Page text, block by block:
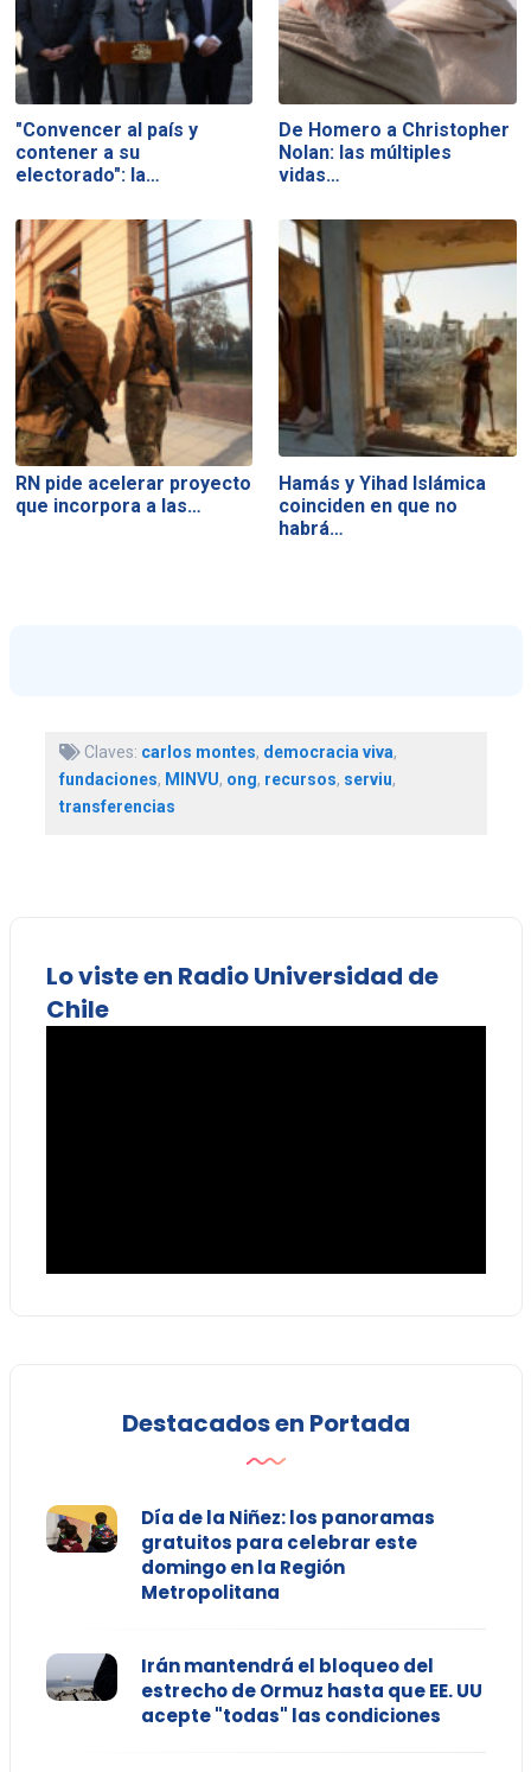
"Convencer al país y
contener a su
electorado": la…
De Homero a Christopher
Nolan: las múltiples
vidas…
RN pide acelerar proyecto
que incorpora a las…
Hamás y Yihad Islámica
coinciden en que no
habrá…
Claves: carlos montes, democracia viva,
fundaciones, MINVU, ong, recursos, serviu,
transferencias
Lo viste en Radio Universidad de
Chile
Destacados en Portada
Día de la Niñez: los panoramas
gratuitos para celebrar este
domingo en la Región
Metropolitana
Irán mantendrá el bloqueo del
estrecho de Ormuz hasta que EE. UU
acepte "todas" las condiciones